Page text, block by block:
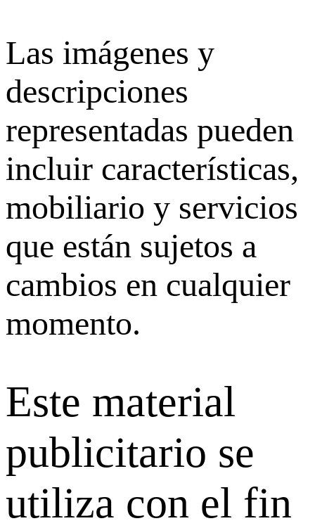
Las imágenes y
descripciones
representadas pueden
incluir características,
mobiliario y servicios
que están sujetos a
cambios en cualquier
momento.
Este material
publicitario se
utiliza con el fin